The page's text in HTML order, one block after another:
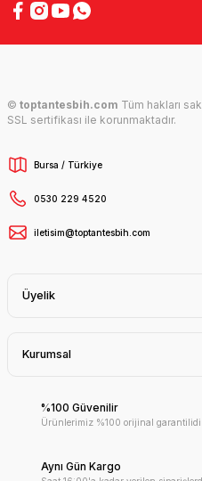
© toptantesbih.com Tüm hakları
SSL sertifikası ile korunmaktadır.
Bursa / Türkiye
0530 229 4520
iletisim@toptantesbih.com
Üyelik
Kurumsal
%100 Güvenilir
Ürünlerimiz %100 orijinal
Aynı Gün Kargo